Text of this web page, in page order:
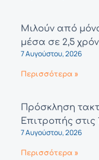
Μιλούν από
μέσα σε 2,5
7 Αυγούστου, 2026
Περισσότερα »
Πρόσκληση
Επιτροπής στις
7 Αυγούστου, 2026
Περισσότερα »